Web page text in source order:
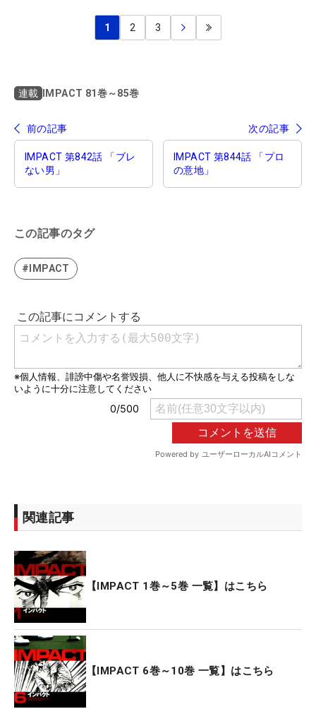
1 2 3
連載 IMPACT 81巻～85巻
前の記事 次の記事
IMPACT 第842話 「ブレ
ない男」
IMPACT 第844話 「プロ
の意地」
この記事のタグ
#IMPACT
関連記事
【IMPACT 1巻～5巻 一覧】はこちら
【IMPACT 6巻～10巻 一覧】はこちら